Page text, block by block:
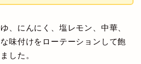
、にんにく、塩レモン、中華、
味付けをローテーションして飽
した。